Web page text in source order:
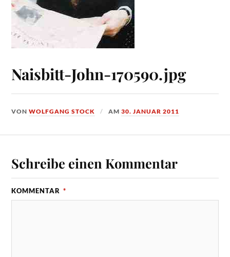
Naisbitt-John-170590.jpg
VONWOLFGANG STOCK AM30. JANUAR 2011
Schreibe einen Kommentar
KOMMENTAR *